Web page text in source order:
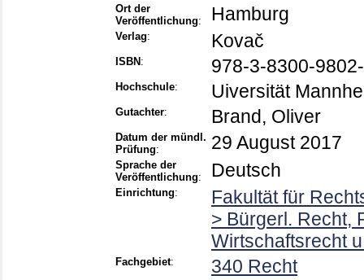
Ort der
Veröffentlichung: Hamburg
Verlag: Kovač
ISBN : 978-3-8300-
Hochschule: Uiversität
Gutachter: Brand, Oliver
Datum der mündl.
Prüfung: 29 August 2017
Sprache der
Veröffentlichung: Deutsch
Einrichtung:
Fakultät für
> Bürgerl. Recht,
Wirtschaftsrecht
Fachgebiet: 340 Recht